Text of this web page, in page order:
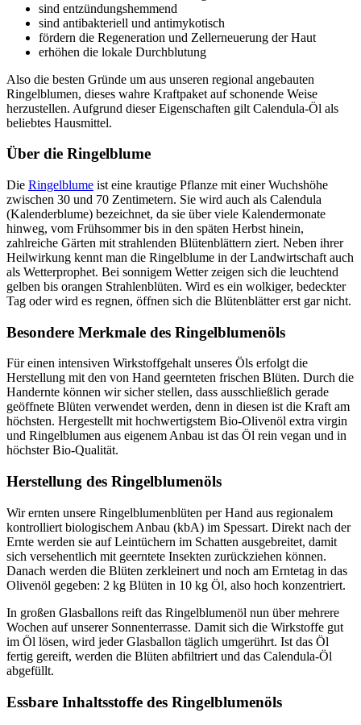
sind entzündungshemmend
sind antibakteriell und antimykotisch
fördern die Regeneration und Zellerneuerung der Haut
erhöhen die lokale Durchblutung
Also die besten Gründe um aus unseren regional angebauten
Ringelblumen, dieses wahre Kraftpaket auf schonende Weise
herzustellen. Aufgrund dieser Eigenschaften gilt Calendula-Öl als
beliebtes Hausmittel.
Über die Ringelblume
Die Ringelblume ist eine krautige Pflanze mit einer Wuchshöhe
zwischen 30 und 70 Zentimetern. Sie wird auch als Calendula
(Kalenderblume) bezeichnet, da sie über viele Kalendermonate
hinweg, vom Frühsommer bis in den späten Herbst hinein,
zahlreiche Gärten mit strahlenden Blütenblättern ziert. Neben ihrer
Heilwirkung kennt man die Ringelblume in der Landwirtschaft auch
als Wetterprophet. Bei sonnigem Wetter zeigen sich die leuchtend
gelben bis orangen Strahlenblüten. Wird es ein wolkiger, bedeckter
Tag oder wird es regnen, öffnen sich die Blütenblätter erst gar nicht.
Besondere Merkmale des Ringelblumenöls
Für einen intensiven Wirkstoffgehalt unseres Öls erfolgt die
Herstellung mit den von Hand geernteten frischen Blüten. Durch die
Handernte können wir sicher stellen, dass ausschließlich gerade
geöffnete Blüten verwendet werden, denn in diesen ist die Kraft am
höchsten. Hergestellt mit hochwertigstem Bio-Olivenöl extra virgin
und Ringelblumen aus eigenem Anbau ist das Öl rein vegan und in
höchster Bio-Qualität.
Herstellung des Ringelblumenöls
Wir ernten unsere Ringelblumenblüten per Hand aus regionalem
kontrolliert biologischem Anbau (kbA) im Spessart. Direkt nach der
Ernte werden sie auf Leintüchern im Schatten ausgebreitet, damit
sich versehentlich mit geerntete Insekten zurückziehen können.
Danach werden die Blüten zerkleinert und noch am Erntetag in das
Olivenöl gegeben: 2 kg Blüten in 10 kg Öl, also hoch konzentriert.
In großen Glasballons reift das Ringelblumenöl nun über mehrere
Wochen auf unserer Sonnenterrasse. Damit sich die Wirkstoffe gut
im Öl lösen, wird jeder Glasballon täglich umgerührt. Ist das Öl
fertig gereift, werden die Blüten abfiltriert und das Calendula-Öl
abgefüllt.
Essbare Inhaltsstoffe des Ringelblumenöls